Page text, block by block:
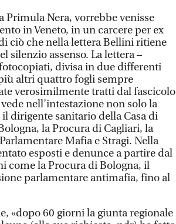
Primula Nera, vorrebbe venisse
in Veneto, in un carcere per ex
ciò che nella lettera Bellini ritiene
silenzio assenso. La lettera –
divisa in due differenti
altri quattro fogli sempre
verosimilmente tratti dal fascicolo
nell’intestazione non solo la
dirigente sanitario della Casa di
la Procura di Cagliari, la
Mafia e Stragi. Nella
esposti e denunce a partire dal
come la Procura di Bologna, il
parlamentare antimafia, fino al
«dopo 60 giorni la giunta regionale